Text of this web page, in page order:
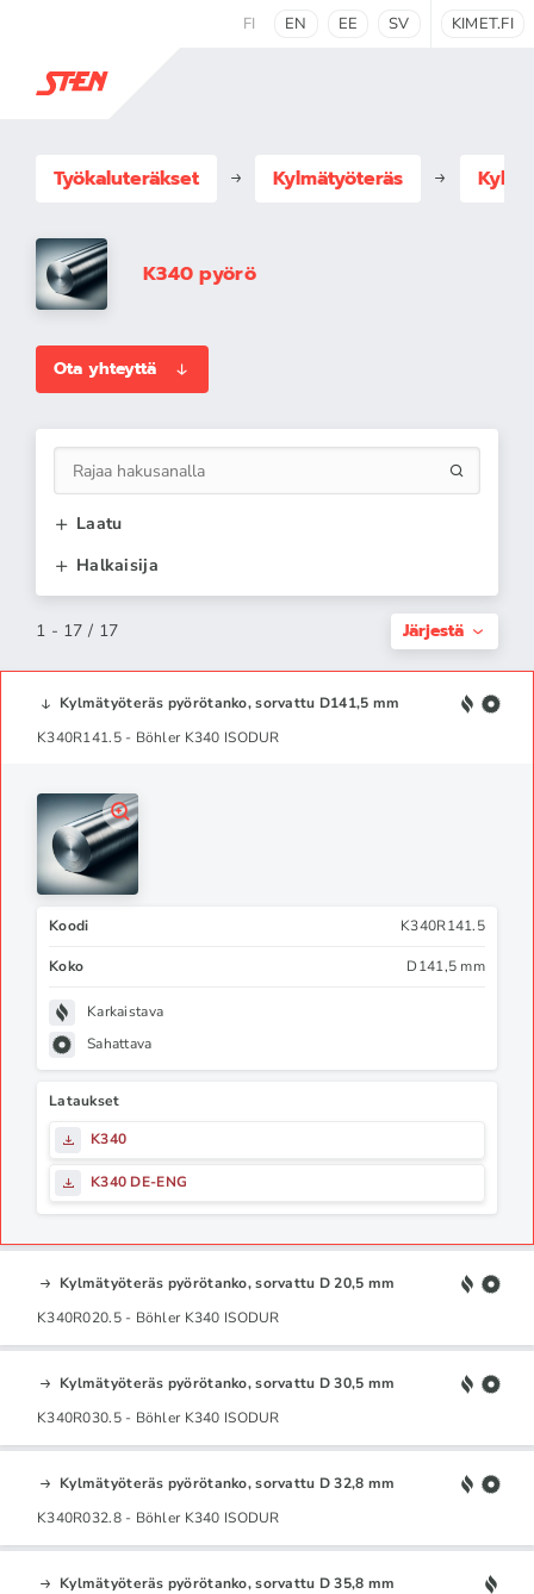
FI EN EE SV KIMET.FI
Työkaluteräkset Kylmätyöteräs
K340 pyörö
Ota yhteyttä
Laatu
Halkaisija
1 - 17 / 17 Järjestä
Kylmätyöteräs pyörötanko, sorvattu D141,5 mm
K340R141.5 - Böhler K340 ISODUR
Koodi K340R141.5
Koko D141,5 mm
Karkaistava
Sahattava
Lataukset
K340
K340 DE-ENG
Kylmätyöteräs pyörötanko, sorvattu D 20,5 mm
K340R020.5 - Böhler K340 ISODUR
Kylmätyöteräs pyörötanko, sorvattu D 30,5 mm
K340R030.5 - Böhler K340 ISODUR
Kylmätyöteräs pyörötanko, sorvattu D 32,8 mm
K340R032.8 - Böhler K340 ISODUR
Kylmätyöteräs pyörötanko, sorvattu D 35,8 mm